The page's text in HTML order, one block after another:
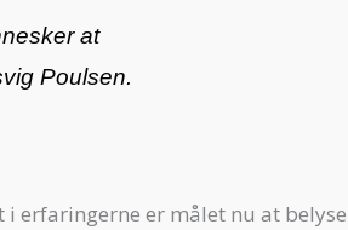
at
Poulsen.
erfaringerne er målet nu at